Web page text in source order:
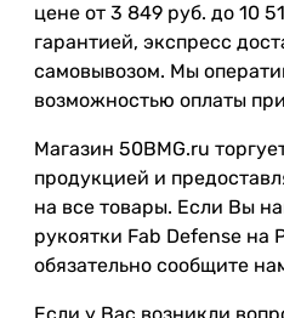
цене от 3 849 руб. до 10
гарантией, экспресс
самовывозом. Мы
возможностью оплаты
Магазин 50BMG.ru
продукцией и
на все товары. Если Вы
рукоятки Fab Defense на
обязательно сообщите